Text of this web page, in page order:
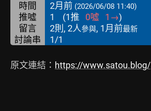
時間 2月前 (2026/06/08 11:40)
推噓 1 (1推 0噓 1 →)
留言
2則, 2人參與, 1月前最新
討論串 1/1
原文連結： https://www.satou.blog/